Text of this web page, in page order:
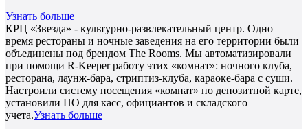
Узнать больше
КРЦ «Звезда» - культурно-развлекательный центр. Одно
время рестораны и ночные заведения на его территории были
объединены под брендом The Rooms. Мы автоматизировали
при помощи R-Keeper работу этих «комнат»: ночного клуба,
ресторана, лаунж-бара, стриптиз-клуба, караоке-бара с суши.
Настроили систему посещения «комнат» по депозитной карте,
установили ПО для касс, официантов и складского
учета.Узнать больше